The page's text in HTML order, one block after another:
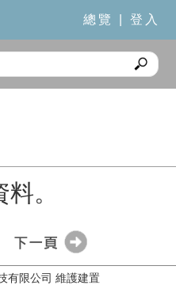
總覽 登入
。
有限公司 維護建置